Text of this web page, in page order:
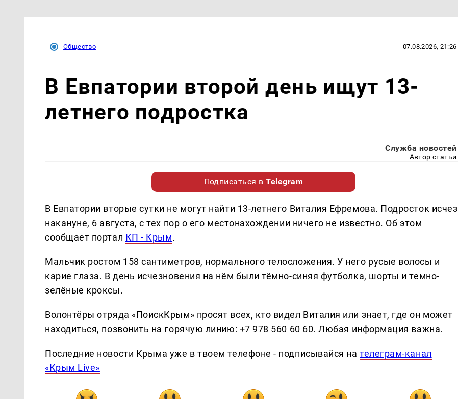
Общество 07.08.2026, 21:26
В Евпатории второй день ищут 13-
летнего подростка
Служба новостей
Автор статьи
Подписаться вTelegram
В Евпатории вторые сутки не могут найти 13-летнего Виталия Ефремова. Подросток исчез
накануне, 6 августа, с тех пор о его местонахождении ничего не известно. Об этом
сообщает портал КП - Крым.
Мальчик ростом 158 сантиметров, нормального телосложения. У него русые волосы и
карие глаза. В день исчезновения на нём были тёмно-синяя футболка, шорты и темно-
зелёные кроксы.
Волонтёры отряда «ПоискКрым» просят всех, кто видел Виталия или знает, где он может
находиться, позвонить на горячую линию: +7 978 560 60 60. Любая информация важна.
Последние новости Крыма уже в твоем телефоне - подписывайся нателеграм-канал
«Крым Live»